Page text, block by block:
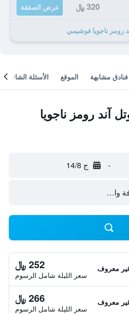
320 ﷼ عرض الصفقة
فنادق مشابهة الموقع الأسئلة الشائعة
آند رومز ناجويا
- ج 14/8
معروف 252 ﷼
سعر الليلة شامل الرسوم
معروف 266 ﷼
سعر الليلة شامل الرسوم